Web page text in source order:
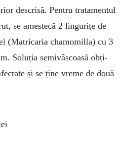
descrisă. Pentru tratamentul
se amestecă 2 lingurițe de
(Matricaria cha­momilla) cu 3
Soluția semivâscoasă obți­
și se ține vreme de două